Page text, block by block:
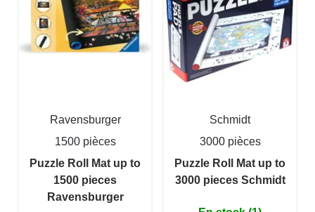
Ravensburger
1500 pièces
Puzzle Roll Mat up to
1500 pieces
Ravensburger
Schmidt
3000 pièces
Puzzle Roll Mat up to
3000 pieces Schmidt